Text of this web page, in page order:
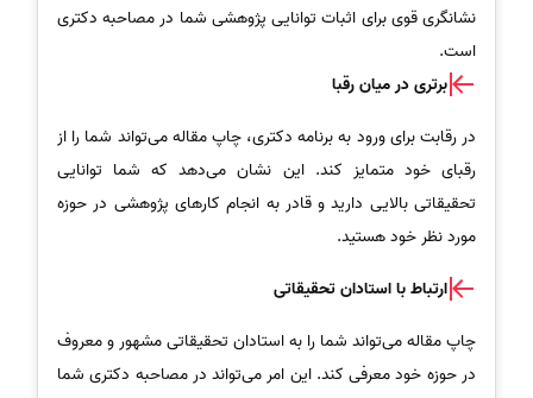
نشانگری قوی برای اثبات توانایی پژوهشی شما در مصاحبه دکتری
است.
برتری در میان رقبا
در رقابت برای ورود به برنامه دکتری، چاپ مقاله می‌تواند شما را از
رقبای خود متمایز کند. این نشان می‌دهد که شما توانایی
تحقیقاتی بالایی دارید و قادر به انجام کارهای پژوهشی در حوزه
مورد نظر خود هستید.
ارتباط با استادان تحقیقاتی
چاپ مقاله می‌تواند شما را به استادان تحقیقاتی مشهور و معروف
در حوزه خود معرفی کند. این امر می‌تواند در مصاحبه دکتری شما